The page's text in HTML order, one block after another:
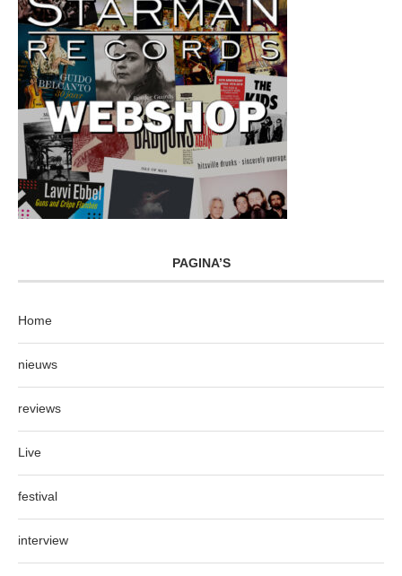
PAGINA’S
Home
nieuws
reviews
Live
festival
interview